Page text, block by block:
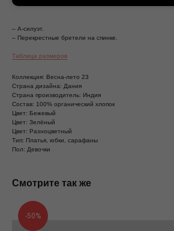
– А-силуэт.
– Перекрестные бретели на спинке.
Таблица размеров
Коллекция: Весна-лето 23
Страна дизайна: Дания
Страна производитель: Индия
Состав: 100% органический хлопок
Цвет: Бежевый
Цвет: Зелёный
Цвет: Разноцветный
Тип: Платья, юбки, сарафаны
Пол: Девочки
Смотрите так же
-50%